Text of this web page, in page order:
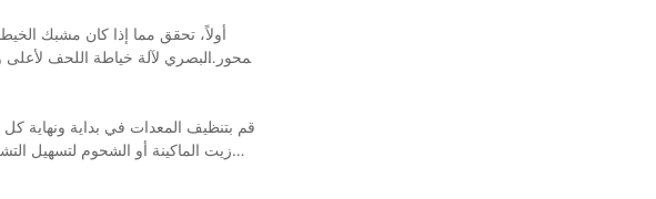
أولاً، تحقق مما إذا كان مشبك
قم بتنظيف المعدات في بداية ونهاية كل
زيت الماكينة أو الشحوم لتسهيل
يمكن أن يؤدي ضغط الهواء غير